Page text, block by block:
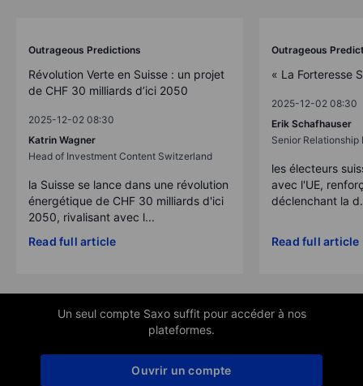
Outrageous Predictions
Révolution Verte en Suisse : un projet
de CHF 30 milliards d’ici 2050
2025-12-02 08:30
Katrin Wagner
Head of Investment Content Switzerland
la Suisse se lance dans une révolution
énergétique de CHF 30 milliards d'ici
2050, rivalisant avec l...
Read full article
Outrageous
« La Forteresse
2025-12-02 08:30
Erik Schafhauser
Senior Relationship
les électeurs
avec l'UE,
déclenchant la
Read full article
Un seul compte Saxo suffit pour accéder à nos
plateformes.
Ouvrir un compte